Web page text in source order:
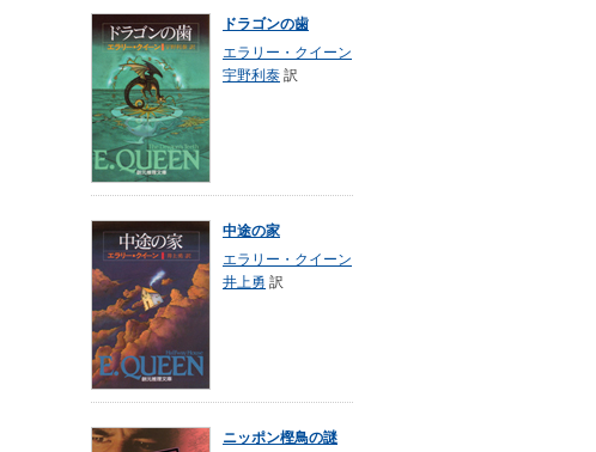
ドラゴンの歯
エラリー・クイーン
宇野利泰 訳
中途の家
エラリー・クイーン
井上勇 訳
ニッポン樫鳥の謎